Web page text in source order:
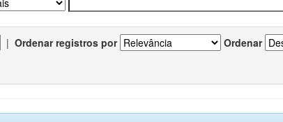
| Ordenar registros por Ordenar